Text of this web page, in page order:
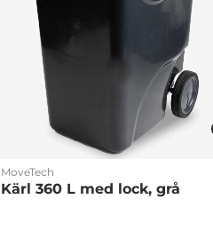
MoveTech
Kärl 360 L med lock, grå